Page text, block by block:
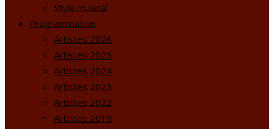
Style musical
Programmation
Artistes 2026
Artistes 2025
Artistes 2024
Artistes 2023
Artistes 2022
Artistes 2019